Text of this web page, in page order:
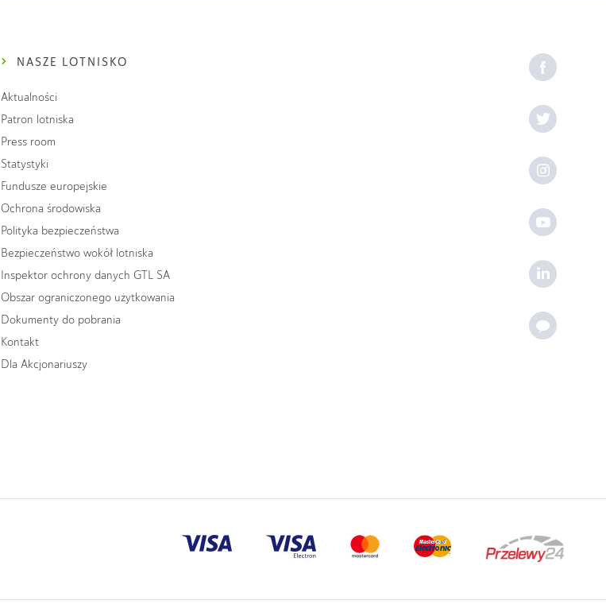
NASZE LOTNISKO
Aktualności
Patron lotniska
Press room
Statystyki
Fundusze europejskie
Ochrona środowiska
Polityka bezpieczeństwa
Bezpieczeństwo wokół lotniska
Inspektor ochrony danych GTL SA
Obszar ograniczonego użytkowania
Dokumenty do pobrania
Kontakt
Dla Akcjonariuszy